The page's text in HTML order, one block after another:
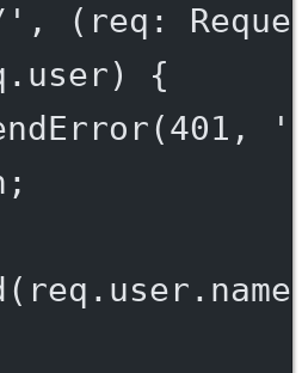
, ( req :
{
(401 ,
;